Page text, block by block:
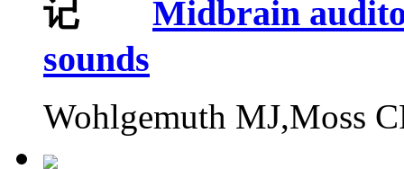
Midbrain
sounds
Wohlgemuth MJ,Moss